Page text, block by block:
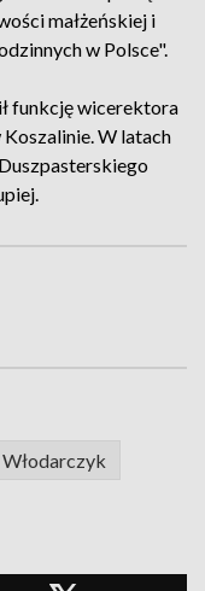
małżeńskiej i
w Polsce".
funkcję wicerektora
W latach